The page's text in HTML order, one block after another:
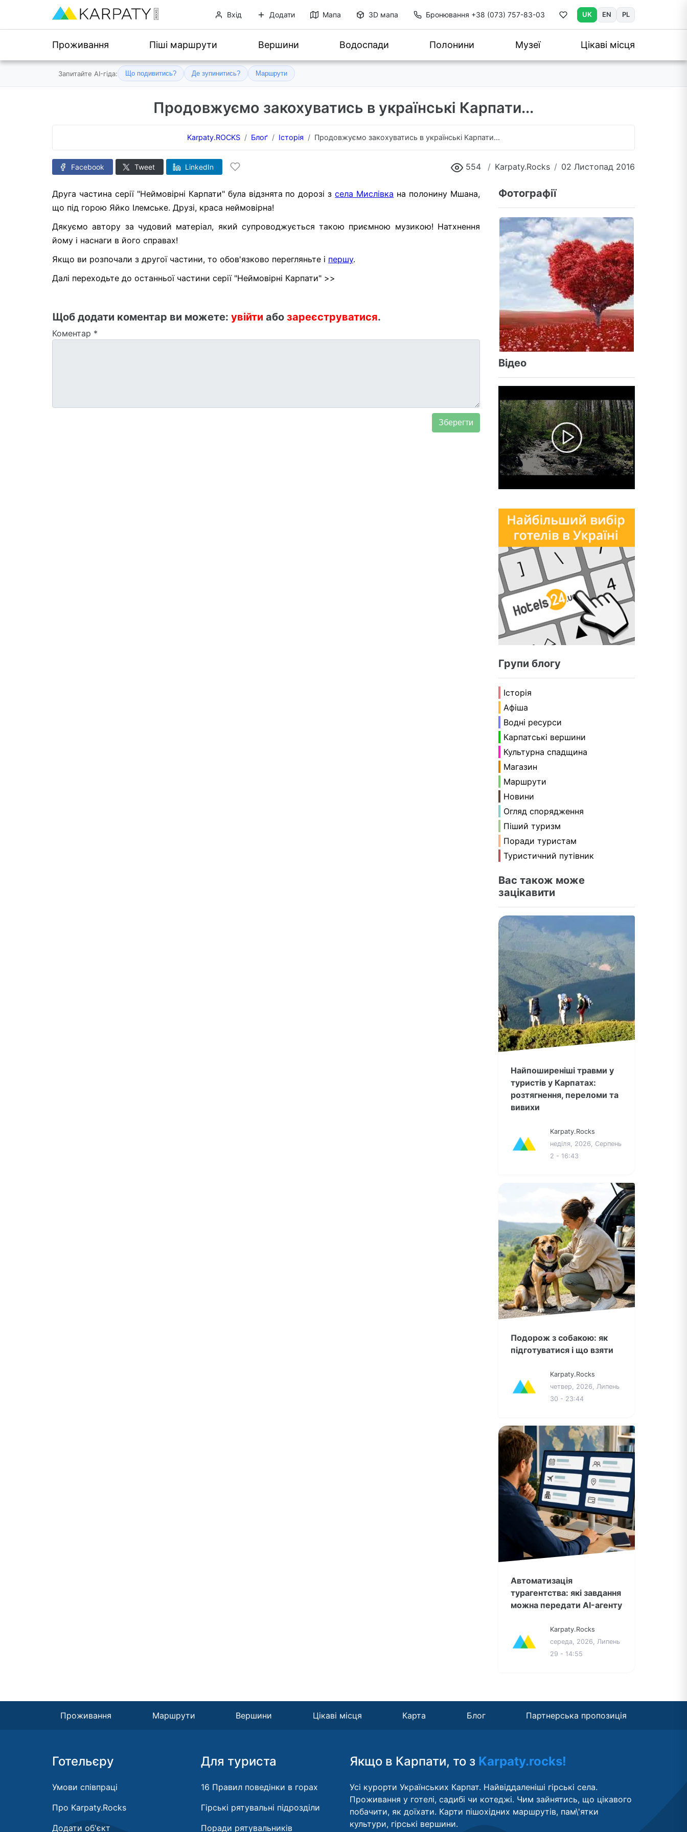
Вхід Додати Мапа 3D мапа Бронювання +38 (073) 757-83-03 UK EN PL
Проживання Піші маршрути Вершини Водоспади Полонини Музеї Цікаві місця
Запитайте AI-гіда: Що подивитись? Де зупинитись? Маршрути
Продовжуємо закохуватись в українські Карпати...
Karpaty.ROCKS Блоґ Історія Продовжуємо закохуватись в українські Карпати...
Facebook Tweet LinkedIn 554 Karpaty.Rocks 02 Листопад 2016
Друга частина серії "Неймовірні Карпати" була відзнята по дорозі зсела Мислівка на полонину Мшана,
що під горою Яйко Ілемське. Друзі, краса неймовірна!
Дякуємо автору за чудовий матеріал, який супроводжується такою приємною музикою! Натхнення
йому і наснаги в його справах!
Якщо ви розпочали з другої частини, то обов'язково перегляньте і першу.
Далі переходьте до останньої частини серії "Неймовірні Карпати" >>
Щоб додати коментар ви можете: увійти або зареєструватися.
Коментар *
Фотографії
Відео
Групи блогу
Історія
Афіша
Водні ресурси
Карпатські вершини
Культурна спадщина
Магазин
Маршрути
Новини
Огляд спорядження
Піший туризм
Поради туристам
Туристичний путівник
Вас також може
зацікавити
Найпоширеніші травми у
туристів у Карпатах:
розтягнення, переломи та
вивихи
Karpaty.Rocks
неділя, 2026, Серпень
2 - 16:43
Подорож з собакою: як
підготуватися і що взяти
Karpaty.Rocks
четвер, 2026, Липень
30 - 23:44
Автоматизація
турагентства: які завдання
можна передати AI-агенту
Karpaty.Rocks
середа, 2026, Липень
29 - 14:55
Проживання Маршрути Вершини Цікаві місця Карта Блог Партнерська пропозиція
Готельєру
Умови співпраці
Про Karpaty.Rocks
Додати об'єкт
Для туриста
16 Правил поведінки в горах
Гірські рятувальні підрозділи
Поради рятувальників
Якщо в Карпати, то з Karpaty.rocks!
Усі курорти Українських Карпат. Найвіддаленіші гірські села.
Проживання у готелі, садибі чи котеджі. Чим зайнятись, що цікавого
побачити, як доїхати. Карти пішохідних маршрутів, пам\'ятки
культури, гірські вершини.